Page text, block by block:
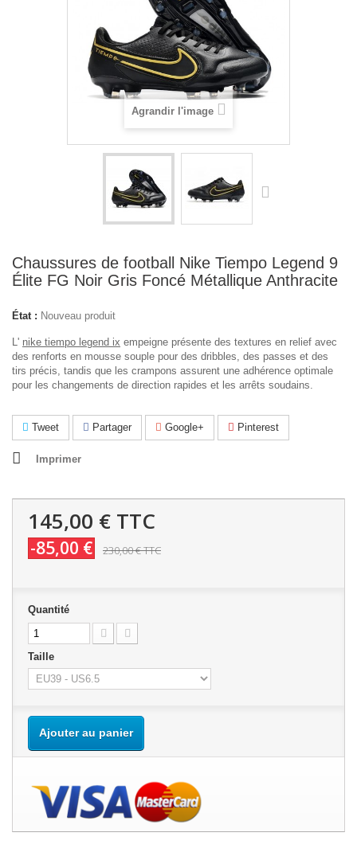
Agrandir l'image
Chaussures de football Nike Tiempo Legend 9
Élite FG Noir Gris Foncé Métallique Anthracite
État : Nouveau produit
L' nike tiempo legend ix empeigne présente des textures en relief avec
des renforts en mousse souple pour des dribbles, des passes et des
tirs précis, tandis que les crampons assurent une adhérence optimale
pour les changements de direction rapides et les arrêts soudains.
Tweet Partager Google+ Pinterest
Imprimer
145,00 € TTC
-85,00 € 230,00 €TTC
Quantité
Taille
Ajouter au panier